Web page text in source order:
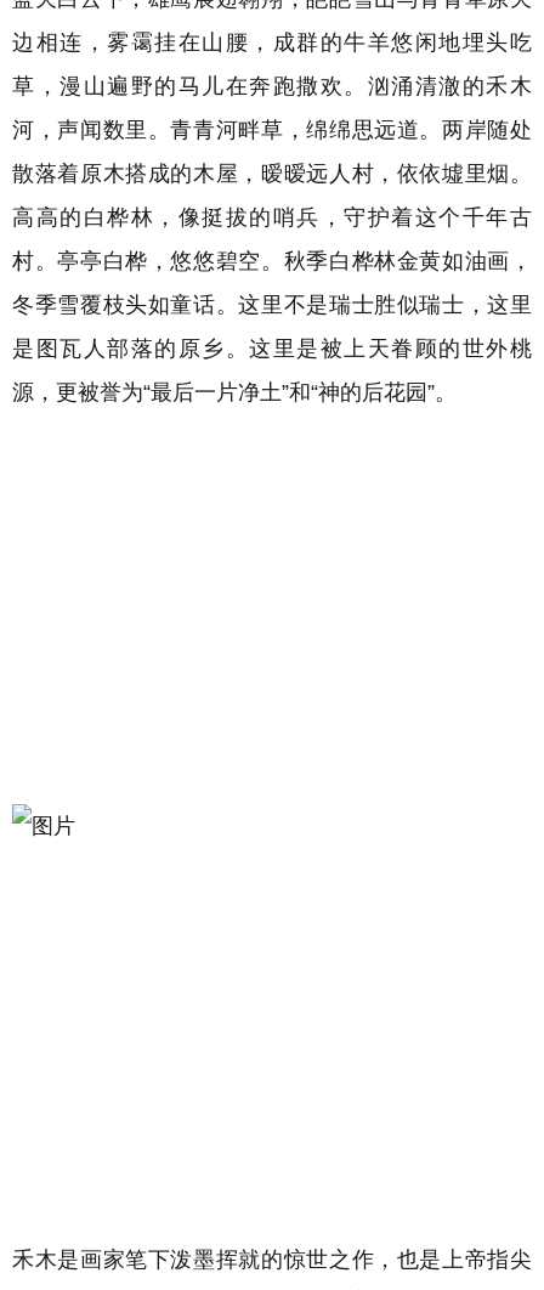
边相连，雾霭挂在山腰，成群的牛羊悠闲地埋头吃
草，漫山遍野的马儿在奔跑撒欢。汹涌清澈的禾木
河，声闻数里。青青河畔草，绵绵思远道。两岸随处
散落着原木搭成的木屋，暧暧远人村，依依墟里烟。
高高的白桦林，像挺拔的哨兵，守护着这个千年古
村。亭亭白桦，悠悠碧空。 秋季白桦林金黄如油画，
冬季雪覆枝头如童话。这里不是瑞士胜似瑞士，这里
是图瓦人部落的原乡。这里是被上天眷顾的世外桃
源，更被誉为“最后一片净土”和“神的后花园”。
禾木是画家笔下泼墨挥就的惊世之作，也是上帝指尖